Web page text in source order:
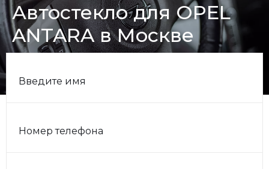
Автостекло для OPEL
ANTARA в Москве
Введите имя
Номер телефона